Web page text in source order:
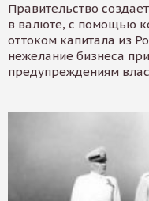
Правительство
в валюте, с помощью
оттоком капитала из
нежелание бизнеса
предупреждениям